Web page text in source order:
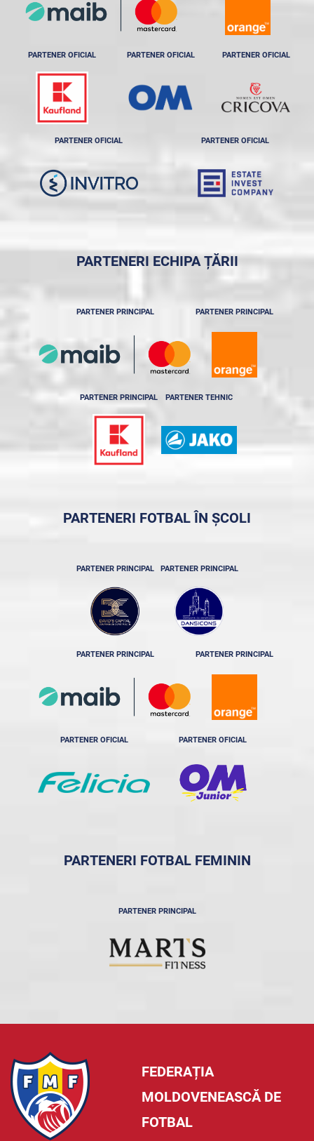
PARTENER OFICIAL PARTENER OFICIAL PARTENER OFICIAL
PARTENER OFICIAL PARTENER OFICIAL
PARTENERI ECHIPA ȚĂRII
PARTENER PRINCIPAL PARTENER PRINCIPAL
PARTENER PRINCIPAL PARTENER TEHNIC
PARTENERI FOTBAL ÎN ȘCOLI
PARTENER PRINCIPAL PARTENER PRINCIPAL
PARTENER PRINCIPAL PARTENER PRINCIPAL
PARTENER OFICIAL PARTENER OFICIAL
PARTENERI FOTBAL FEMININ
PARTENER PRINCIPAL
FEDERAȚIA
MOLDOVENEASCĂ DE
FOTBAL